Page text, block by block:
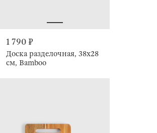
1 790 ₽
Доска разделочная, 38x28
см, Bamboo